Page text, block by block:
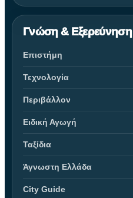
Γνώση & Εξερεύνηση
Επιστήμη
Τεχνολογία
Περιβάλλον
Ειδική Αγωγή
Ταξίδια
Άγνωστη Ελλάδα
City Guide